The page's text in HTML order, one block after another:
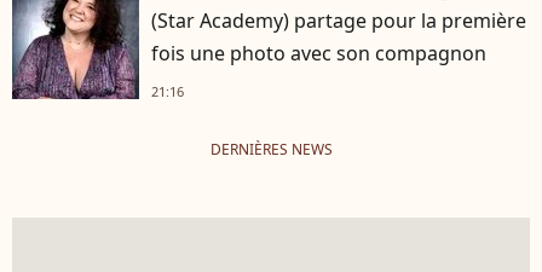
(Star Academy) partage pour la première
fois une photo avec son compagnon
21:16
DERNIÈRES NEWS